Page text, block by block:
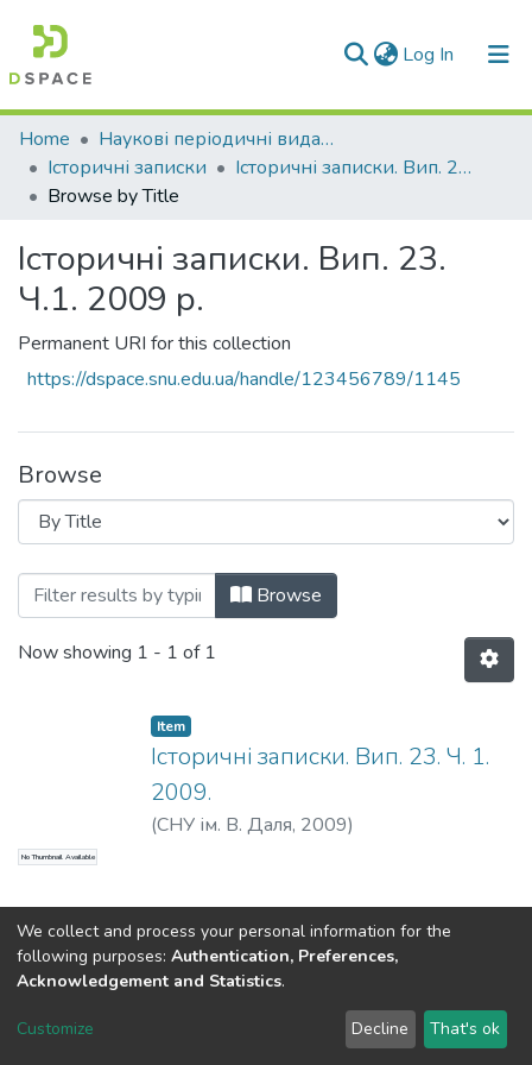
Log In (current)
Communities & Collections
All of DSpace
Home
Наукові періодичні видання СНУ ім. В. Даля
Історичні записки
Історичні записки. Вип. 23. Ч.1. 2009 р.
Browse by Title
Історичні записки. Вип. 23.
Ч.1. 2009 р.
Permanent URI for this collection
https://dspace.snu.edu.ua/handle/123456789/1145
Browse
Browsing Історичні записки. Вип. 23.
Browse
Now showing 1 - 1 of 1
No Thumbnail Available
Item
Історичні записки. Вип. 23. Ч. 1.
2009.
(СНУ ім. В. Даля, 2009)
Dspace & Volodymyr Dahl East Ukrainian National University
LYRASIS
Send Feedback
We collect and process your personal information for the
following purposes: Authentication, Preferences,
Acknowledgement and Statistics.
Customize Decline That's ok